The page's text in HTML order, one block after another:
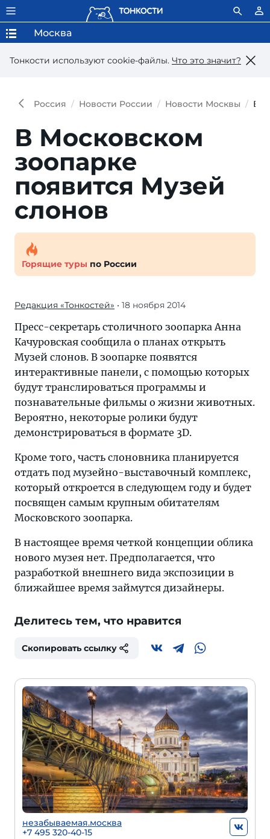
Тонкости используют сookie-файлы. Что это значит?
Москва
Россия Новости России Новости Москвы В
В Московском
зоопарке
появится Музей
слонов
Горящие туры по России
Редакция «Тонкостей» • 18 ноября 2014
Пресс-секретарь столичного зоопарка Анна
Качуровская сообщила о планах открыть
Музей слонов. В зоопарке появятся
интерактивные панели, с помощью которых
будут транслироваться программы и
познавательные фильмы о жизни животных.
Вероятно, некоторые ролики будут
демонстрироваться в формате 3D.
Кроме того, часть слоновника планируется
отдать под музейно-выставочный комплекс,
который откроется в следующем году и будет
посвящен самым крупным обитателям
Московского зоопарка.
В настоящее время четкой концепции облика
нового музея нет. Предполагается, что
разработкой внешнего вида экспозиции в
ближайшее время займутся дизайнеры.
Делитесь тем, что нравится
Скопировать ссылку
незабываемая.москва
+7 495 320-40-15